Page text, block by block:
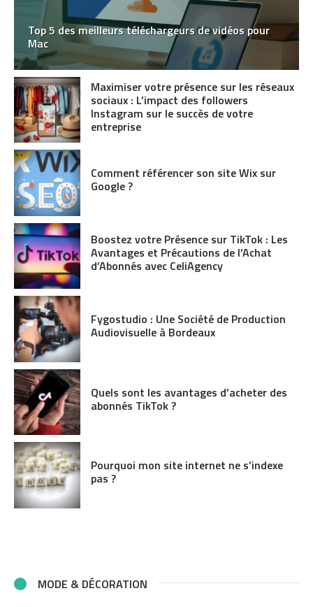
Top 5 des meilleurs téléchargeurs de vidéos pour
Mac
Maximiser votre présence sur les réseaux
sociaux : L’impact des followers
Instagram sur le succès de votre
entreprise
Comment référencer son site Wix sur
Google ?
Boostez votre Présence sur TikTok : Les
Avantages et Précautions de l’Achat
d’Abonnés avec CeliAgency
Fygostudio : Une Société de Production
Audiovisuelle à Bordeaux
Quels sont les avantages d’acheter des
abonnés TikTok ?
Pourquoi mon site internet ne s’indexe
pas ?
MODE & DÉCORATION